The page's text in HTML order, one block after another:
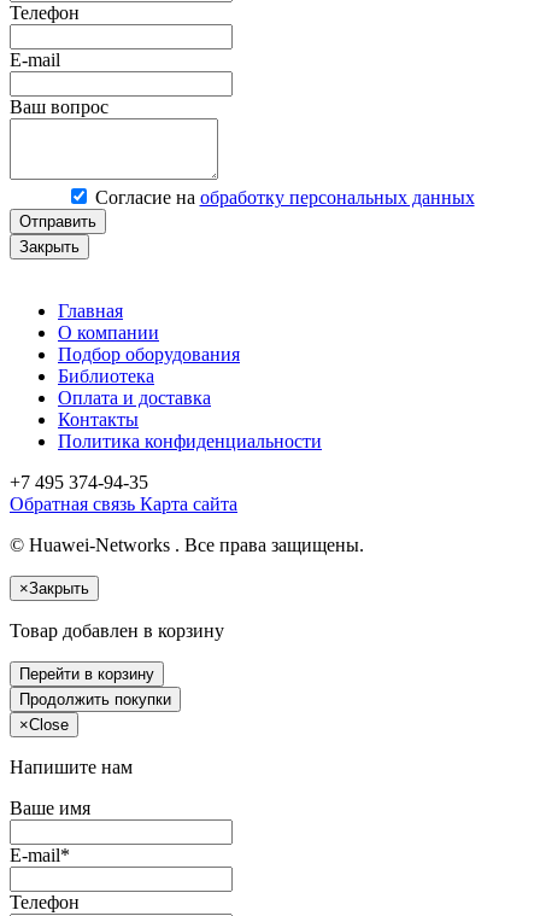
Телефон
E-mail
Ваш вопрос
Согласие на обработку персональных данных
Отправить
Закрыть
Главная
О компании
Подбор оборудования
Библиотека
Оплата и доставка
Контакты
Политика конфиденциальности
+7 495 374-94-35
Обратная связь Карта сайта
© Huawei-Networks . Все права защищены.
×Закрыть
Товар добавлен в корзину
Перейти в корзину
Продолжить покупки
×Close
Напишите нам
Ваше имя
E-mail*
Телефон